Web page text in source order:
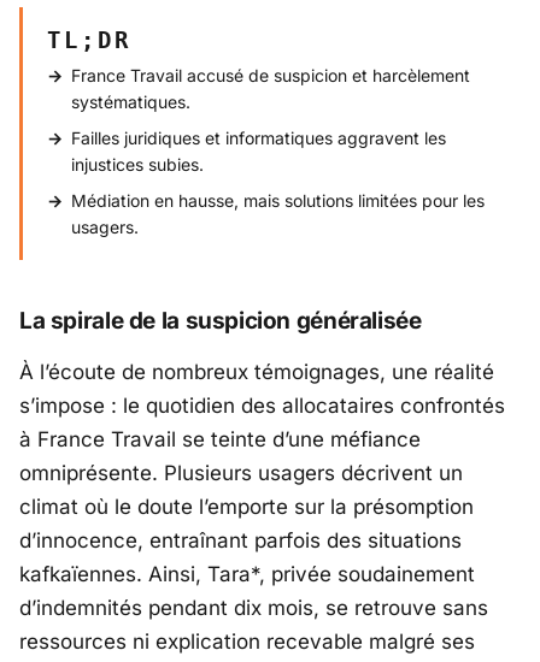
TL;DR
France Travail accusé de suspicion et harcèlement
systématiques.
Failles juridiques et informatiques aggravent les
injustices subies.
Médiation en hausse, mais solutions limitées pour les
usagers.
La spirale de la suspicion généralisée
À l’écoute de nombreux témoignages, une réalité
s’impose : le quotidien des allocataires confrontés
à France Travail se teinte d’une méfiance
omniprésente. Plusieurs usagers décrivent un
climat où le doute l’emporte sur la présomption
d’innocence, entraînant parfois des situations
kafkaïennes. Ainsi, Tara*, privée soudainement
d’indemnités pendant dix mois, se retrouve sans
ressources ni explication recevable malgré ses